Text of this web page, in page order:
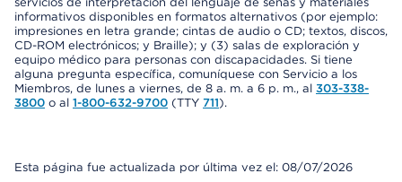
informativos disponibles en formatos alternativos (por ejemplo:
impresiones en letra grande; cintas de audio o CD; textos, discos,
CD-ROM electrónicos; y Braille); y (3) salas de exploración y
equipo médico para personas con discapacidades. Si tiene
alguna pregunta específica, comuníquese con Servicio a los
Miembros, de lunes a viernes, de 8 a. m. a 6 p. m., al 303-338-
3800 o al 1-800-632-9700 (TTY 711).
Esta página fue actualizada por última vez el: 08/07/2026